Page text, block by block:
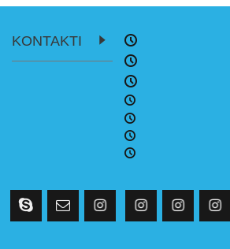
KONTAKTI